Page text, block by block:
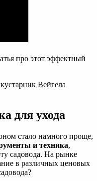
про этот эффектный
Вейгела
для ухода
стало намного проще,
и техника,
садовода. На рынке
в различных ценовых